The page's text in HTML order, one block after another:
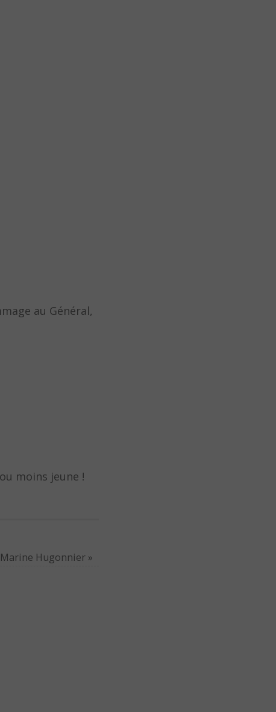
au Général,
moins jeune !
Marine Hugonnier »